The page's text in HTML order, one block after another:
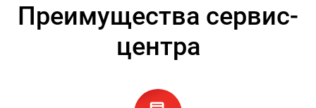
Преимущества сервис-
центра